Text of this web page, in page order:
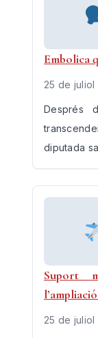
Embolica
25 de juliol
Després
diputada
Suport
25 de juliol